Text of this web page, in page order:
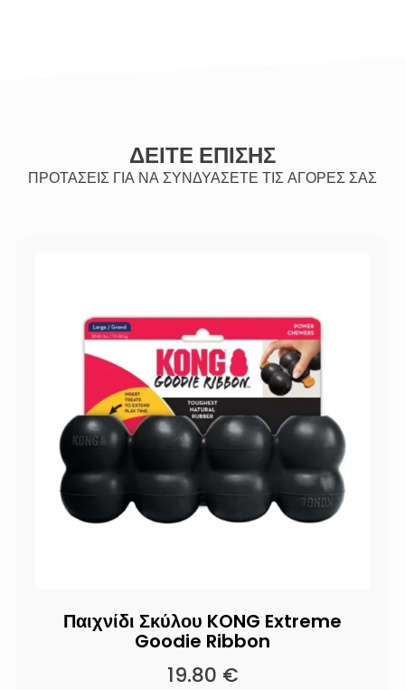
ΔΕΙΤΕ ΕΠΙΣΗΣ
ΠΡΟΤΑΣΕΙΣ ΓΙΑ ΝΑ ΣΥΝΔΥΑΣΕΤΕ ΤΙΣ ΑΓΟΡΕΣ ΣΑΣ
Παιχνίδι Σκύλου KONG Extreme
Goodie Ribbon
19.80 €